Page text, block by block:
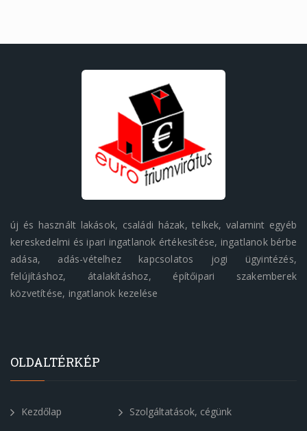
új és használt lakások, családi házak, telkek, valamint egyéb
kereskedelmi és ipari ingatlanok értékesítése, ingatlanok bérbe
adása, adás-vételhez kapcsolatos jogi ügyintézés,
felújításhoz, átalakításhoz, építőipari szakemberek
közvetítése, ingatlanok kezelése
OLDALTÉRKÉP
Kezdőlap Szolgáltatások, cégünk